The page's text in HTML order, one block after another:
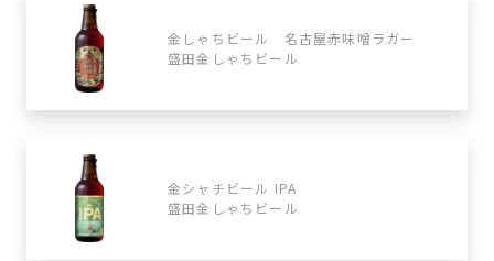
金しゃちビール 名古屋赤味噌ラガー
盛田金しゃちビール
金シャチビール IPA
盛田金しゃちビール